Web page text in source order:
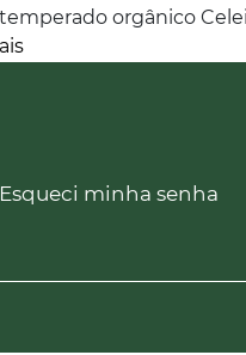
orgânico
Esqueci minha senha